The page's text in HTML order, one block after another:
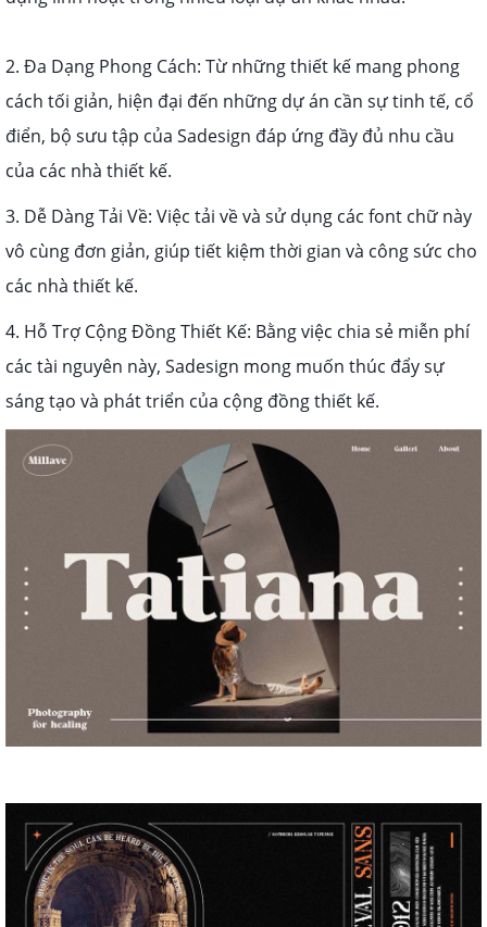
2. Đa Dạng Phong Cách: Từ những thiết kế mang phong
cách tối giản, hiện đại đến những dự án cần sự tinh tế, cổ
điển, bộ sưu tập của Sadesign đáp ứng đầy đủ nhu cầu
của các nhà thiết kế.
3. Dễ Dàng Tải Về: Việc tải về và sử dụng các font chữ này
vô cùng đơn giản, giúp tiết kiệm thời gian và công sức cho
các nhà thiết kế.
4. Hỗ Trợ Cộng Đồng Thiết Kế: Bằng việc chia sẻ miễn phí
các tài nguyên này, Sadesign mong muốn thúc đẩy sự
sáng tạo và phát triển của cộng đồng thiết kế.